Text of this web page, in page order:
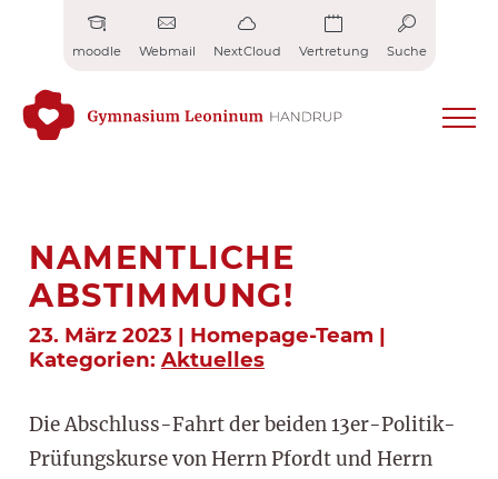
moodle Webmail NextCloud Vertretung Suche
NAMENTLICHE
ABSTIMMUNG!
23. März 2023 | Homepage-Team |
Kategorien: Aktuelles
Die Abschluss-Fahrt der beiden 13er-Politik-
Prüfungskurse von Herrn Pfordt und Herrn